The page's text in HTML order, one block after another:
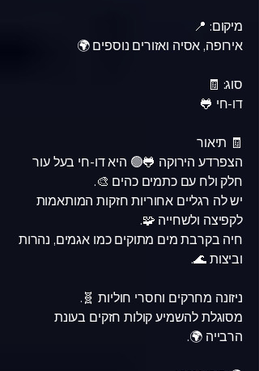
מיקום: 📍
אירופה, אסיה ואזורים נוספים 🌍
סוג: 🧾
דו-חי 🐸
🧾 תיאור
הצפרדע הירוקה 🐸🟢 היא דו-חי בעל עור
חלק ולח עם כתמים כהים 🎨.
יש לה רגליים אחוריות חזקות המותאמות
לקפיצה ולשחייה 🧩.
חיה בקרבת מים מתוקים כמו אגמים, נהרות
וביצות 🌊.
ניזונה מחרקים וחסרי חוליות 🧬.
מסוגלת להשמיע קולות חזקים בעונת
הרבייה 🌍.